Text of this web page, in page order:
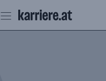
Seiteninhalt
springen